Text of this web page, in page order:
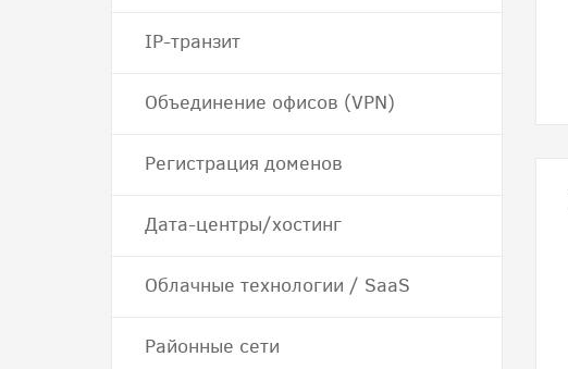
IP-транзит
Объединение офисов (VPN)
Регистрация доменов
Дата-центры/хостинг
Облачные технологии / SaaS
Районные сети